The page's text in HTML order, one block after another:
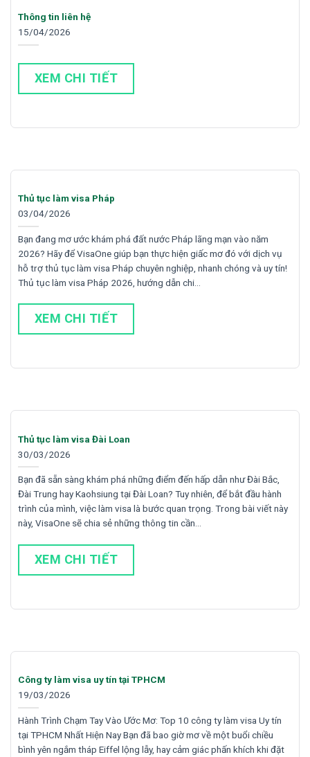
Thông tin liên hệ
15/04/2026
XEM CHI TIẾT
Thủ tục làm visa Pháp
03/04/2026
Bạn đang mơ ước khám phá đất nước Pháp lãng mạn vào năm
2026? Hãy để VisaOne giúp bạn thực hiện giấc mơ đó với dịch vụ
hỗ trợ thủ tục làm visa Pháp chuyên nghiệp, nhanh chóng và uy tín!
Thủ tục làm visa Pháp 2026, hướng dẫn chi…
XEM CHI TIẾT
Thủ tục làm visa Đài Loan
30/03/2026
Bạn đã sẵn sàng khám phá những điểm đến hấp dẫn như Đài Bắc,
Đài Trung hay Kaohsiung tại Đài Loan? Tuy nhiên, để bắt đầu hành
trình của mình, việc làm visa là bước quan trọng. Trong bài viết này
này, VisaOne sẽ chia sẻ những thông tin cần…
XEM CHI TIẾT
Công ty làm visa uy tín tại TPHCM
19/03/2026
Hành Trình Chạm Tay Vào Ước Mơ: Top 10 công ty làm visa Uy tín
tại TPHCM Nhất Hiện Nay Bạn đã bao giờ mơ về một buổi chiều
bình yên ngắm tháp Eiffel lộng lẫy, hay cảm giác phấn khích khi đặt